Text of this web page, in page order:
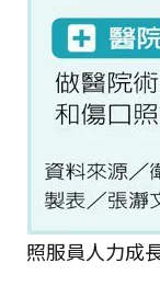
照服員人力成